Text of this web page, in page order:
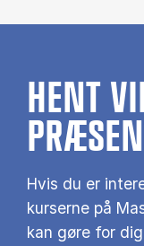
HENT
Hvis du er
kurserne på
kan gøre for